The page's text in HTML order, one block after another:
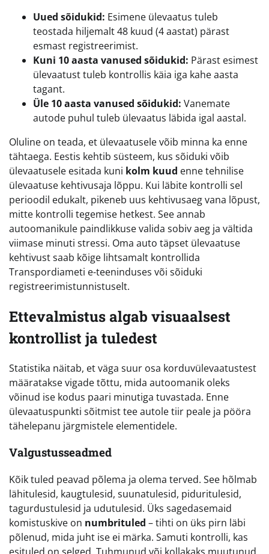
Uued sõidukid: Esimene ülevaatus tuleb
teostada hiljemalt 48 kuud (4 aastat) pärast
esmast registreerimist.
Kuni 10 aasta vanused sõidukid: Pärast esimest
ülevaatust tuleb kontrollis käia iga kahe aasta
tagant.
Üle 10 aasta vanused sõidukid: Vanemate
autode puhul tuleb ülevaatus läbida igal aastal.
Oluline on teada, et ülevaatusele võib minna ka enne
tähtaega. Eestis kehtib süsteem, kus sõiduki võib
ülevaatusele esitada kuni kolm kuud enne tehnilise
ülevaatuse kehtivusaja lõppu. Kui läbite kontrolli sel
perioodil edukalt, pikeneb uus kehtivusaeg vana lõpust,
mitte kontrolli tegemise hetkest. See annab
autoomanikule paindlikkuse valida sobiv aeg ja vältida
viimase minuti stressi. Oma auto täpset ülevaatuse
kehtivust saab kõige lihtsamalt kontrollida
Transpordiameti e-teeninduses või sõiduki
registreerimistunnistuselt.
Ettevalmistus algab visuaalsest
kontrollist ja tuledest
Statistika näitab, et väga suur osa korduvülevaatustest
määratakse vigade tõttu, mida autoomanik oleks
võinud ise kodus paari minutiga tuvastada. Enne
ülevaatuspunkti sõitmist tee autole tiir peale ja pööra
tähelepanu järgmistele elementidele.
Valgustusseadmed
Kõik tuled peavad põlema ja olema terved. See hõlmab
lähitulesid, kaugtulesid, suunatulesid, piduritulesid,
tagurdustulesid ja udutulesid. Üks sagedasemaid
komistuskive on numbrituled – tihti on üks pirn läbi
põlenud, mida juht ise ei märka. Samuti kontrolli, kas